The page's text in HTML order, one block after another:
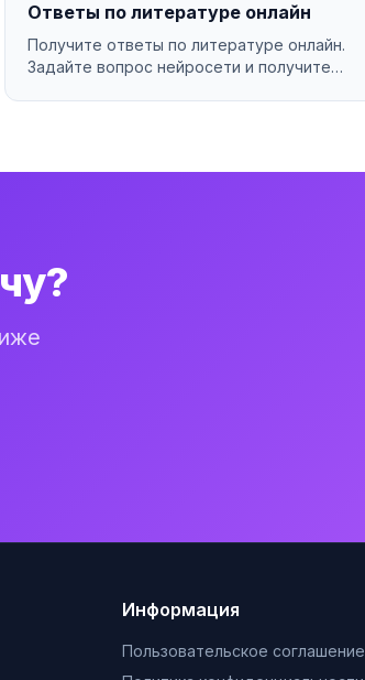
Ответы по литературе онлайн
Получите ответы по литературе онлайн.
Задайте вопрос нейросети и получите
Информация
Пользовательское соглашение